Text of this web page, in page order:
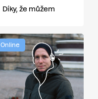
Díky, že můžem
Online